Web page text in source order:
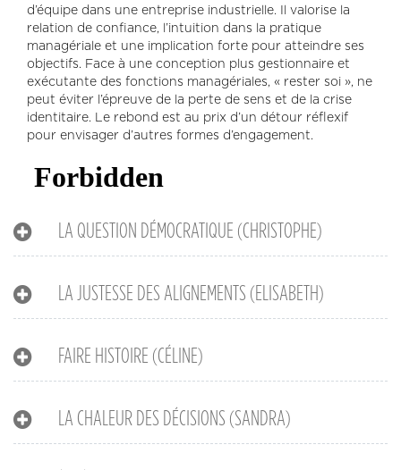
d’équipe dans une entreprise industrielle. Il valorise la
relation de confiance, l’intuition dans la pratique
managériale et une implication forte pour atteindre ses
objectifs. Face à une conception plus gestionnaire et
exécutante des fonctions managériales, « rester soi », ne
peut éviter l’épreuve de la perte de sens et de la crise
identitaire. Le rebond est au prix d’un détour réflexif
pour envisager d’autres formes d’engagement.
LA QUESTION DÉMOCRATIQUE (CHRISTOPHE)
LA JUSTESSE DES ALIGNEMENTS (ELISABETH)
FAIRE HISTOIRE (CÉLINE)
LA CHALEUR DES DÉCISIONS (SANDRA)